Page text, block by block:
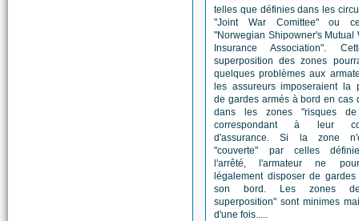
telles que définies dans les
"Joint War Comittee" ou
"Norwegian Shipowner's Mutual
Insurance Association".
superposition des zones
quelques problèmes aux
les assureurs imposeraient la
de gardes armés à bord en cas
dans les zones "risques de
correspondant à leur
d'assurance. Si la zone
"couverte" par celles
l'arrêté, l'armateur ne
légalement disposer de
son bord. Les zones
superposition" sont minimes
d'une fois.....